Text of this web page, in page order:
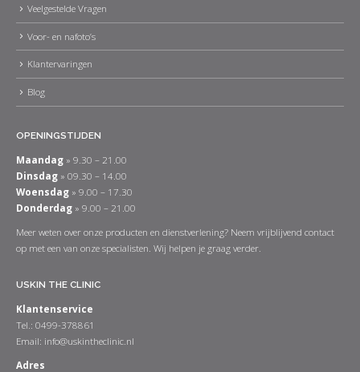
Veelgestelde Vragen
Voor- en nafoto’s
Klantervaringen
Blog
OPENINGSTIJDEN
Maandag » 9.30 – 21.00
Dinsdag » 09.30 – 14.00
Woensdag » 9.00 – 17.30
Donderdag » 9.00 – 21.00
Meer weten over onze producten en dienstverlening? Neem vrijblijvend contact
op met een van onze specialisten. Wij helpen je graag verder.
USKIN THE CLINIC
Klantenservice
Tel.: 0499-378861
Email: info@uskintheclinic.nl
Adres